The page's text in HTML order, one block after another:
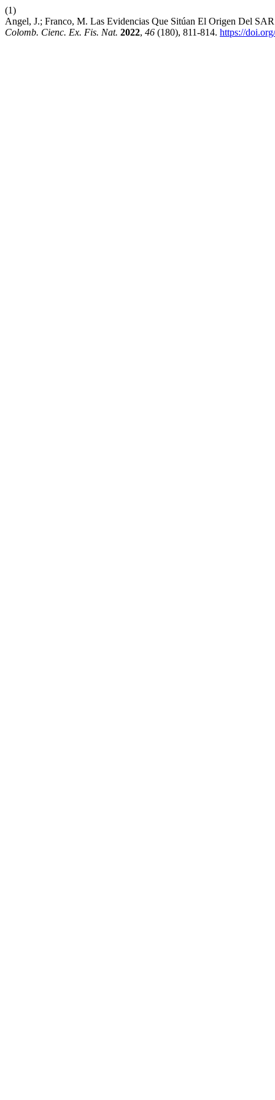
(1)
Angel, J.; Franco, M. Las Evidencias Que Sitúan El Origen Del
Colomb. Cienc. Ex. Fis. Nat. 2022, 46 (180), 811-814. https://